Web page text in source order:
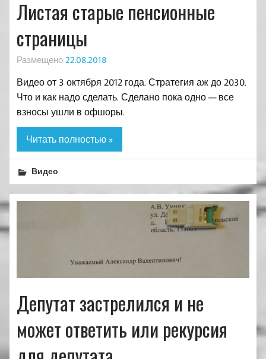
Листая старые пенсионные
страницы
Размещено 22.08.2018
Видео от 3 октября 2012 года. Стратегия аж до 2030.
Что и как надо сделать. Сделано пока одно — все
взносы ушли в офшоры.
Читать полностью »
Видео
Депутат застрелился и не
может ответить или рекурсия